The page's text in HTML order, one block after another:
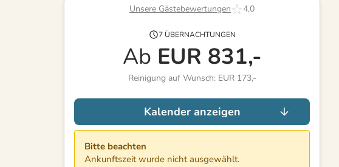
Unsere Gästebewertungen 4,0
7 ÜBERNACHTUNGEN
Ab EUR 831,-
Reinigung auf Wunsch: EUR 173,-
Kalender anzeigen
Bitte beachten
Ankunftszeit wurde nicht ausgewählt.